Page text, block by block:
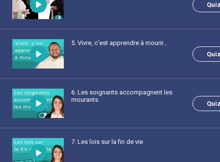
5. Vivre, c'est apprendre à mourir...
6. Les soignants accompagnent les
mourants
7. Les lois sur la fin de vie